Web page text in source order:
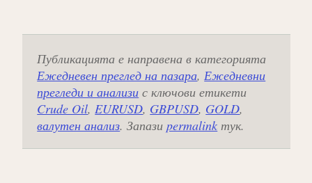
Публикацията е направена в категорията
Ежедневен преглед на пазара, Ежедневни
прегледи и анализи с ключови етикети
Crude Oil, EURUSD, GBPUSD, GOLD,
валутен анализ. Запазиpermalink тук.